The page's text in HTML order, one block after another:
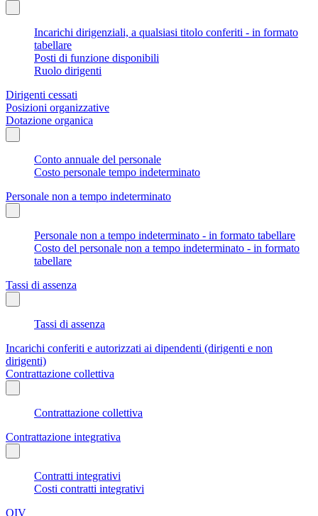
Incarichi dirigenziali, a qualsiasi titolo conferiti - in formato
tabellare
Posti di funzione disponibili
Ruolo dirigenti
Dirigenti cessati
Posizioni organizzative
Dotazione organica
Conto annuale del personale
Costo personale tempo indeterminato
Personale non a tempo indeterminato
Personale non a tempo indeterminato - in formato tabellare
Costo del personale non a tempo indeterminato - in formato
tabellare
Tassi di assenza
Tassi di assenza
Incarichi conferiti e autorizzati ai dipendenti (dirigenti e non
dirigenti)
Contrattazione collettiva
Contrattazione collettiva
Contrattazione integrativa
Contratti integrativi
Costi contratti integrativi
OIV